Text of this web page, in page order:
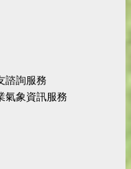
諮詢服務
氣象資訊服務